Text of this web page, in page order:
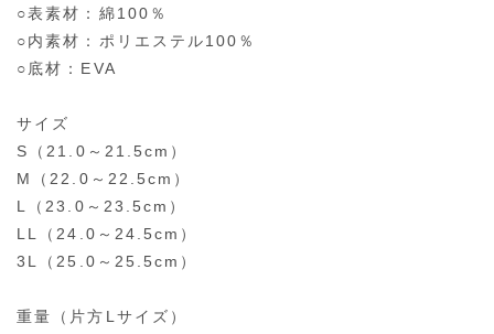
○表素材：綿100％
○内素材：ポリエステル100％
○底材：EVA
サイズ
S（21.0～21.5cm）
M（22.0～22.5cm）
L（23.0～23.5cm）
LL（24.0～24.5cm）
3L（25.0～25.5cm）
重量（片方Lサイズ）